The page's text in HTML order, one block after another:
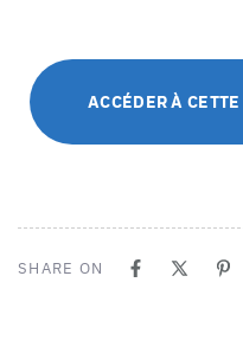
ACCÉDER À
SHARE ON